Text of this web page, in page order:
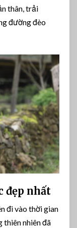
thân, trải
đường đèo
đẹp nhất
đi vào thời gian
thiên nhiên đã